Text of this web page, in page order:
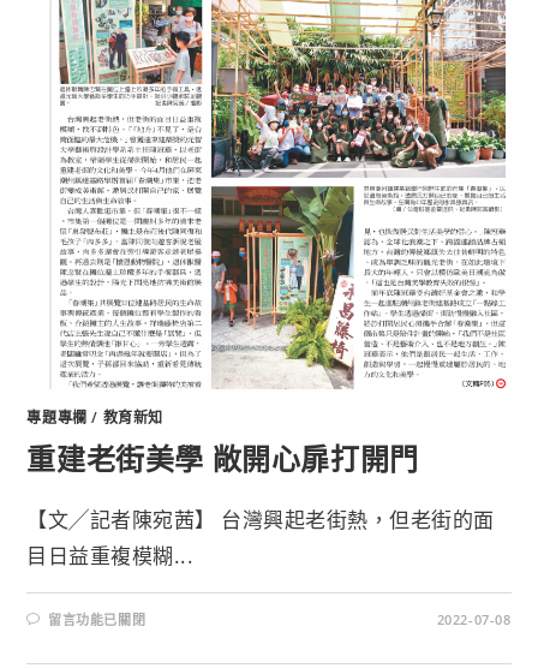
專題專欄 / 教育新知
重建老街美學 敞開心扉打開門
【文╱記者陳宛茜】 台灣興起老街熱，但老街的面
目日益重複模糊...
留言功能已關閉 2022-07-08